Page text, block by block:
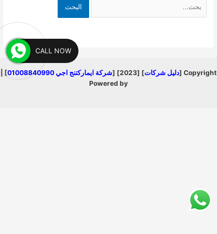
عن:
Copyright [ دليل شركات] [2023] [ شركة ايماركتنج اجي 01008840990
] |
Powered by
CALL NOW